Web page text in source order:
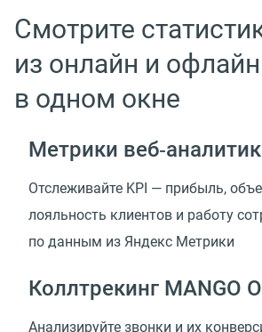
Смотрите
из онлайн и
в одном окне
Метрики
Отслеживайте KPI — прибыль,
лояльность клиентов и работу
по данным из Яндекс Метрики
Коллтрекинг MANGO
Анализируйте звонки и их